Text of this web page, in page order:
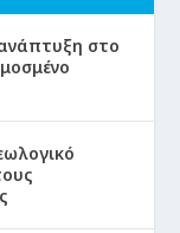
στο